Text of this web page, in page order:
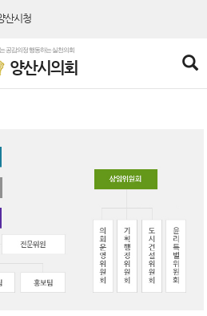
공감의정 행동하는 실천의회
양산시의회
산시청